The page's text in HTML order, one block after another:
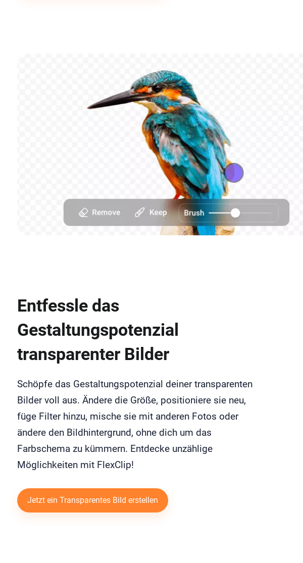
Entfessle das
Gestaltungspotenzial
transparenter Bilder
Schöpfe das Gestaltungspotenzial deiner transparenten
Bilder voll aus. Ändere die Größe, positioniere sie neu,
füge Filter hinzu, mische sie mit anderen Fotos oder
ändere den Bildhintergrund, ohne dich um das
Farbschema zu kümmern. Entdecke unzählige
Möglichkeiten mit FlexClip!
Jetzt ein Transparentes Bild erstellen